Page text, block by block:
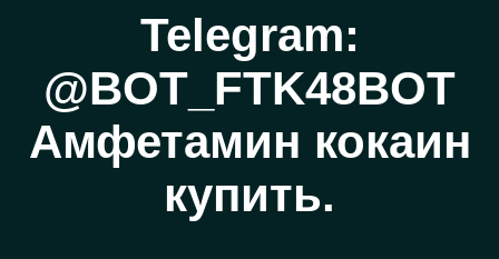
Telegram:
@BOT_FTK48BOT
Амфетамин кокаин
купить.